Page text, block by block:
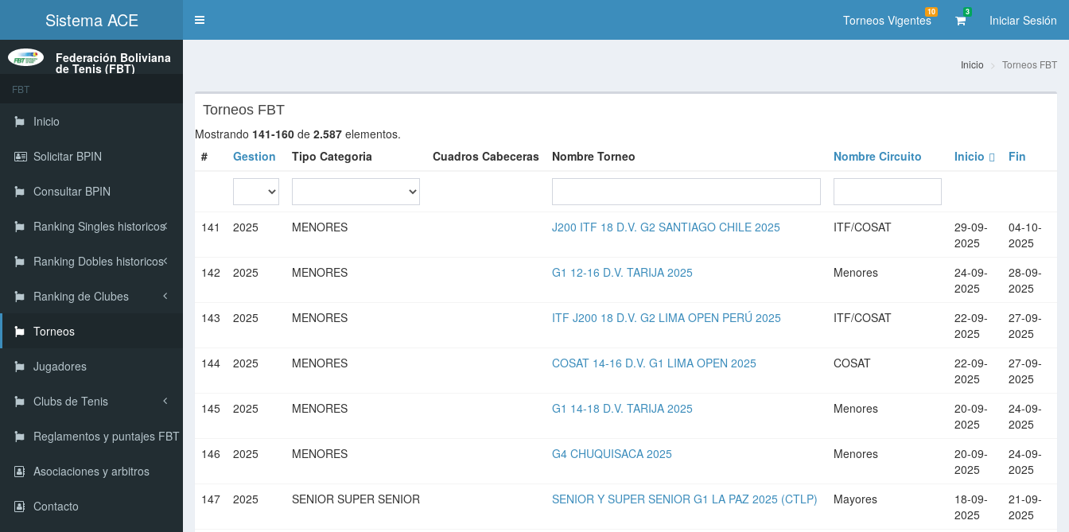
Sistema ACE
Toggle
Torneos Vigentes
10 3
Iniciar Sesión
Federación Boliviana
de Tenis (FBT)
FBT
Inicio
Solicitar BPIN
Consultar BPIN
Ranking Singles historicos
Ranking Dobles historicos
Ranking de Clubes
Torneos
Jugadores
Clubs de Tenis
Reglamentos y puntajes FBT
Asociaciones y arbitros
Contacto
Inicio Torneos FBT
Torneos FBT
Mostrando 141-160 de 2.587 elementos.
#
Gestion Tipo Categoria Cuadros Cabeceras Nombre Torneo Nombre Circuito Inicio Fin
141 2025 MENORES J200 ITF 18 D.V. G2 SANTIAGO CHILE 2025 ITF/COSAT
29-09-
2025
04-10-
2025
142
2025 MENORES G1 12-16 D.V. TARIJA 2025 Menores
24-09-
2025
28-09-
2025
143
2025 MENORES ITF J200 18 D.V. G2 LIMA OPEN PERÚ 2025 ITF/COSAT
22-09-
2025
27-09-
2025
144
2025 MENORES COSAT 14-16 D.V. G1 LIMA OPEN 2025 COSAT
22-09-
2025
27-09-
2025
145
2025 MENORES G1 14-18 D.V. TARIJA 2025 Menores
20-09-
2025
24-09-
2025
146
2025 MENORES G4 CHUQUISACA 2025 Menores
20-09-
2025
24-09-
2025
147
2025 SENIOR SUPER SENIOR SENIOR Y SUPER SENIOR G1 LA PAZ 2025 (CTLP) Mayores
18-09-
2025
21-09-
2025